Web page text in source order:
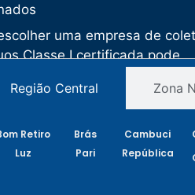
uma empresa de
Classe I certificada pode
empresa de descarte de
ambientais
Região Central Zona
Retiro Brás Cambuci
Luz Pari República